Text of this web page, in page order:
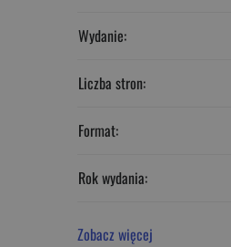
Wydanie:
Liczba stron:
Format:
Rok wydania:
Zobacz więcej